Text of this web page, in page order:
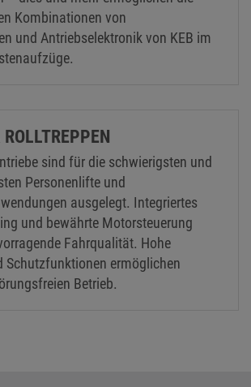
Kombinationen von
und Antriebselektronik von KEB im
sind für die schwierigsten und
Personenlifte und
ausgelegt. Integriertes
und bewährte Motorsteuerung
Fahrqualität. Hohe
Schutzfunktionen ermöglichen
Betrieb.